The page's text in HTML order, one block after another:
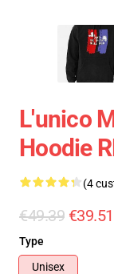
L'unico
Hoodie
(4
€49.39 €39.51
Type
Unisex